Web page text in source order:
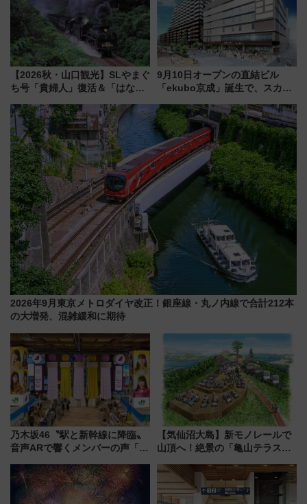
【2026秋・山口観光】SLやまぐ
ち号「貴婦人」復活＆「はなあ
注目観光列車まとめ きっぷの取
り方は？
9月10日オープンの直結ビル
「ekubo京成」誕生で、スカイ
新鎌ヶ谷はどう変わる？ 全テナ
ント情報も公開！
2026年9月東京メトロダイヤ改正！銀座線・丸ノ内線で合計212本
の大増発、混雑緩和に期待
乃木坂46〝駅と新幹線に降臨〟
音声ARで響くメンバーの声「真
【気仙沼大島】新モノレールで
山頂へ！絶景の「亀山テラス
暇村のお得な日帰りプランも登
場